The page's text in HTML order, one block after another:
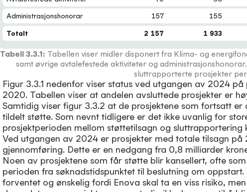
Administrasjonshonorar 157 155
Totalt 2 157 1 933
Tabell 3.3.1: Tabellen viser midler disponert fra Klima- og
samt øvrige avtalefestede aktiviteter og
sluttrapporterte prosjekter
Figur 3.3.1 nedenfor viser status ved utgangen av 2024
2020. Tabellen viser at andelen avsluttede prosjekter er
Samtidig viser figur 3.3.2 at de prosjektene som fortsatt
tildelt støtte. Som nevnt tidligere er det ikke uvanlig for
prosjektperioden mellom støttetilsagn og sluttrapportering
Ved utgangen av 2024 er prosjekter med totale tilsagn
gjennomføring. Dette er en nedgang fra 0,8 milliarder
Noen av prosjektene som får støtte blir kansellert, ofte
perioden fra søknadstidspunktet til beslutning om
forventet og ønskelig fordi Enova skal ta en viss risiko,